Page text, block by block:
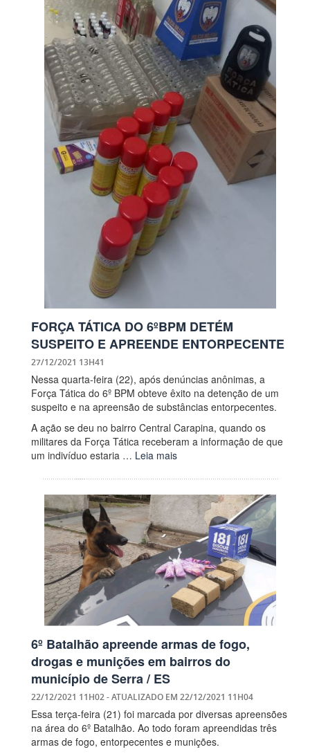
FORÇA TÁTICA DO 6ºBPM DETÉM
SUSPEITO E APREENDE ENTORPECENTE
27/12/2021 13H41
Nessa quarta-feira (22), após denúncias anônimas, a
Força Tática do 6º BPM obteve êxito na detenção de um
suspeito e na apreensão de substâncias entorpecentes.
A ação se deu no bairro Central Carapina, quando os
militares da Força Tática receberam a informação de que
um indivíduo estaria … Leia mais
6º Batalhão apreende armas de fogo,
drogas e munições em bairros do
município de Serra / ES
22/12/2021 11H02- ATUALIZADO EM 22/12/2021 11H04
Essa terça-feira (21) foi marcada por diversas apreensões
na área do 6º Batalhão. Ao todo foram apreendidas três
armas de fogo, entorpecentes e munições.